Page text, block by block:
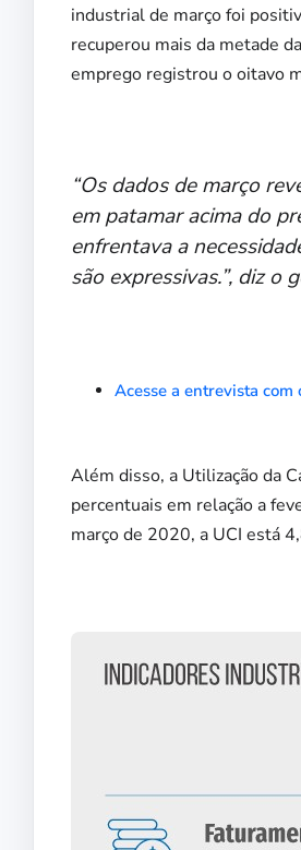
industrial de março foi
recuperou mais da metade
emprego registrou o oitavo
“Os dados de março
em patamar acima do
enfrentava a
são expressivas.”, diz o
Acesse a entrevista
Além disso, a Utilização da
percentuais em relação a
março de 2020, a UCI está